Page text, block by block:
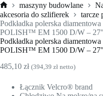
Strona
główna
maszyny budowlane
akcesoria do szlifierek
tarcze
Podkładka polerska
POLISH™ EM 1500 D/W –
Podkładka polerska
POLISH™ EM 1500 D/W –
485,10 zł (394,39 zł netto)
Łącznik Velcro® brand